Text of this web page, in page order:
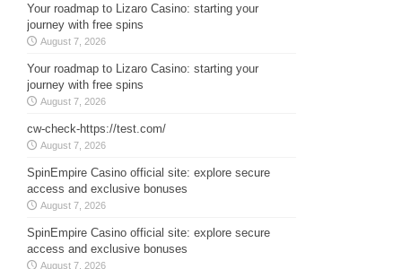
Your roadmap to Lizaro Casino: starting your
journey with free spins
August 7, 2026
Your roadmap to Lizaro Casino: starting your
journey with free spins
August 7, 2026
cw-check-https://test.com/
August 7, 2026
SpinEmpire Casino official site: explore secure
access and exclusive bonuses
August 7, 2026
SpinEmpire Casino official site: explore secure
access and exclusive bonuses
August 7, 2026